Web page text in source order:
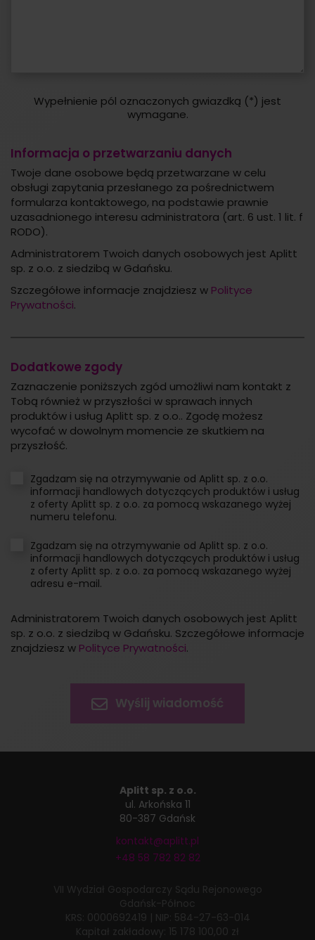
Wypełnienie pól oznaczonych gwiazdką (*) jest
wymagane.
Informacja o przetwarzaniu danych
Twoje dane osobowe będą przetwarzane w celu
obsługi zapytania przesłanego za pośrednictwem
formularza kontaktowego, na podstawie prawnie
uzasadnionego interesu administratora (art. 6 ust. 1 lit. f
RODO).
Administratorem Twoich danych osobowych jest Aplitt
sp. z o.o. z siedzibą w Gdańsku.
Szczegółowe informacje znajdziesz w Polityce
Prywatności.
Dodatkowe zgody
Zaznaczenie poniższych zgód umożliwi nam kontakt z
Tobą również w przyszłości w sprawach innych
produktów i usług Aplitt sp. z o.o.. Zgodę możesz
wycofać w dowolnym momencie ze skutkiem na
przyszłość.
Zgadzam się na otrzymywanie od Aplitt sp. z o.o.
informacji handlowych dotyczących produktów i usług
z oferty Aplitt sp. z o.o. za pomocą wskazanego wyżej
numeru telefonu.
Zgadzam się na otrzymywanie od Aplitt sp. z o.o.
informacji handlowych dotyczących produktów i usług
z oferty Aplitt sp. z o.o. za pomocą wskazanego wyżej
adresu e-mail.
Administratorem Twoich danych osobowych jest Aplitt
sp. z o.o. z siedzibą w Gdańsku. Szczegółowe informacje
znajdziesz w Polityce Prywatności.
Aplitt sp. z o.o.
ul. Arkońska 11
80-387 Gdańsk
kontakt@aplitt.pl
+48 58 782 82 82
VII Wydział Gospodarczy Sądu Rejonowego
Gdańsk-Północ
KRS: 0000692419 | NIP: 584-27-63-014
Kapitał zakładowy: 15 178 100,00 zł